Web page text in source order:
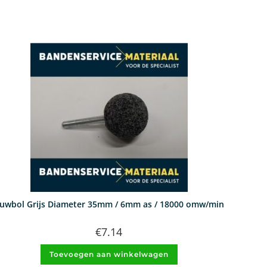
Grijs Diameter 35mm / 6mm as / 18000 omw/min
€7.14
Toevoegen aan winkelwagen